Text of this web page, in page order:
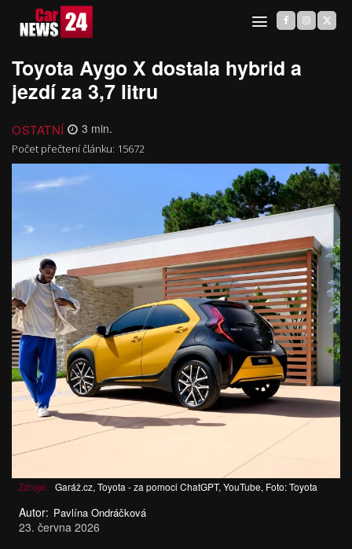
Toyota Aygo X dostala hybrid a
jezdí za 3,7 litru
OSTATNÍ 3 min.
Počet přečtení článku: 15672
Zdroje: Garáž.cz, Toyota - za pomoci ChatGPT, YouTube, Foto: Toyota
Autor: Pavlína Ondráčková
23. června 2026